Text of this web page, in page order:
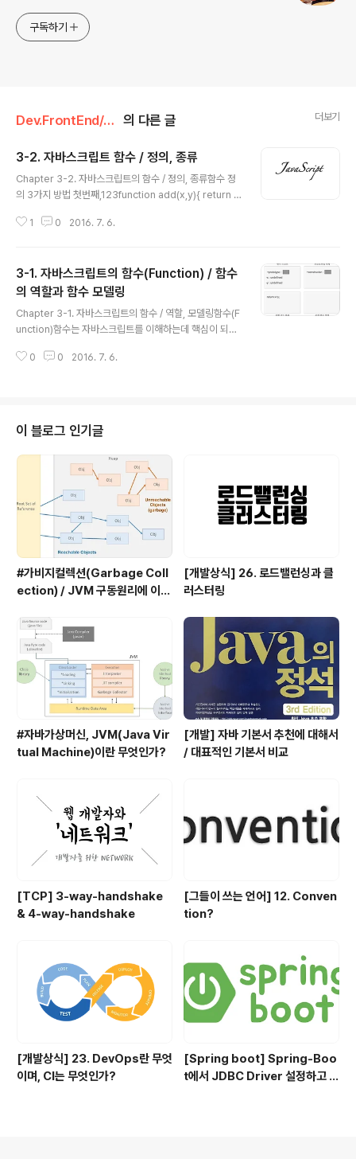
구독하기
Dev.FrontEnd/JavaScript 의 다른 글 더보기
3-2. 자바스크립트 함수 / 정의, 종류
Chapter 3-2. 자바스크립트의 함수 / 정의, 종류함수 정
의 3가지 방법 첫번째,123function add(x,y){ return x
함수를 호출하면 런타임에 x,y가 정의된다. 두번째,123va
렇게 정의된 함수는 이름이 없다. 이름 대신 변수로 호출할
수 있다. 실행코드로서 런타임에 함수가 정의된다. 세번째,
1var add = new Function(“x”, “y”, “return x+y;”);
csFunction이라는 생성자(객체)를 사용하여 함수를 정의
하는 방법으로 new와 함께 사용해야 한다.이 ..
1 0 2016. 7. 6.
3-1. 자바스크립트의 함수(Function) / 함수
의 역할과 함수 모델링
Chapter 3-1. 자바스크립트의 함수 / 역할, 모델링함수(F
unction)함수는 자바스크립트를 이해하는데 핵심이 되는
개념이다. 자바스크립트 함수는 메소드 역할을 할 수 있지
는 다음과 같다. 역할1. 호출 가능한 루틴으로서의 함수 실
행코드를 갖고 있으면서도, 일반 객체처럼 멤버를 가질 수
도 있다. 역할2. 값으로서의 함수(인자로 전달 가능, 변수에
할당 가능, 다른 함수의 반환값으로 사용가능) 함수를 변수
에 담을 수 있다. 역할3. 다..
0 0 2016. 7. 6.
이 블로그 인기글
#가비지컬렉션(Garbage Coll
ection) / JVM 구동원리에 이어
[개발상식] 26. 로드밸런싱과 클
러스터링
#자바가상머신, JVM(Java Vir
tual Machine)이란 무엇인가?
[개발] 자바 기본서 추천에 대해서
/ 대표적인 기본서 비교
[TCP] 3-way-handshake
& 4-way-handshake
[그들이 쓰는 언어] 12. Conven
tion?
[개발상식] 23. DevOps란 무엇
이며, CI는 무엇인가?
[Spring boot] Spring-Boo
t에서 JDBC Driver 설정하고 사